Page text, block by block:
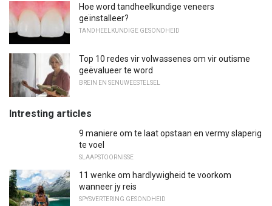
Hoe word tandheelkundige veneers
geïnstalleer?
TANDHEELKUNDIGE GESONDHEID
Top 10 redes vir volwassenes om vir outisme
geëvalueer te word
BREIN EN SENUWEESTELSEL
Intresting articles
9 maniere om te laat opstaan ​​en vermy slaperig
te voel
SLAAPSTOORNISSE
11 wenke om hardlywigheid te voorkom
wanneer jy reis
SPYSVERTERING GESONDHEID